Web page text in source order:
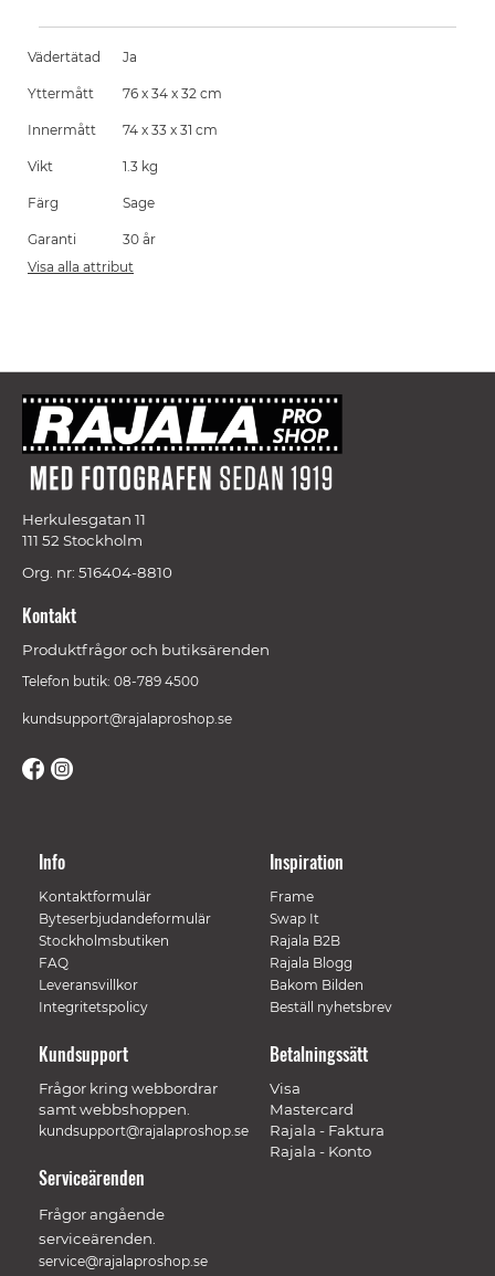
Vädertätad Ja
Yttermått 76 x 34 x 32 cm
Innermått 74 x 33 x 31 cm
Vikt 1.3 kg
Färg Sage
Garanti
30 år
Visa alla attribut
Herkulesgatan 11
111 52 Stockholm
Org. nr: 516404-8810
Kontakt
Produktfrågor och butiksärenden
Telefon butik: 08-789 4500
kundsupport@rajalaproshop.se
Info
Kontaktformulär
Byteserbjudandeformulär
Stockholmsbutiken
FAQ
Leveransvillkor
Integritetspolicy
Inspiration
Frame
Swap It
Rajala B2B
Rajala Blogg
Bakom Bilden
Beställ nyhetsbrev
Betalningssätt
Visa
Mastercard
Rajala - Faktura
Rajala - Konto
Kundsupport
Frågor kring webbordrar
samt webbshoppen.
kundsupport@rajalaproshop.se
Serviceärenden
Frågor angående
serviceärenden.
service@rajalaproshop.se